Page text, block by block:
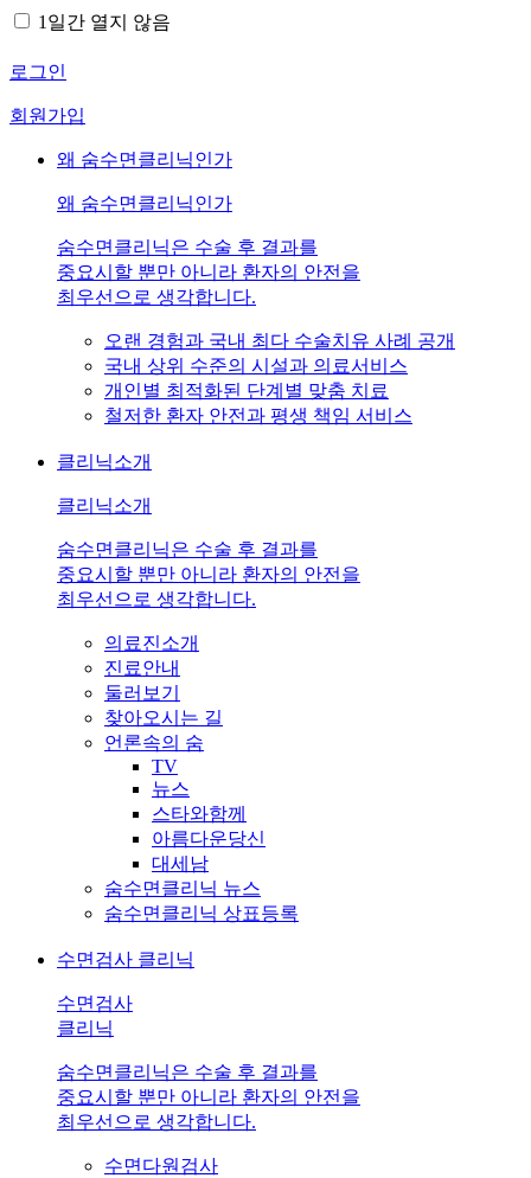
1일간 열지 않음
로그인
회원가입
왜 숨수면클리닉인가
왜 숨수면클리닉인가
숨수면클리닉은 수술 후 결과를
중요시할 뿐만 아니라 환자의 안전을
최우선으로 생각합니다.
오랜 경험과 국내 최다 수술치유 사례 공개
국내 상위 수준의 시설과 의료서비스
개인별 최적화된 단계별 맞춤 치료
철저한 환자 안전과 평생 책임 서비스
클리닉소개
클리닉소개
숨수면클리닉은 수술 후 결과를
중요시할 뿐만 아니라 환자의 안전을
최우선으로 생각합니다.
의료진소개
진료안내
둘러보기
찾아오시는 길
언론속의 숨
TV
뉴스
스타와함께
아름다운당신
대세남
숨수면클리닉 뉴스
숨수면클리닉 상표등록
수면검사 클리닉
수면검사
클리닉
숨수면클리닉은 수술 후 결과를
중요시할 뿐만 아니라 환자의 안전을
최우선으로 생각합니다.
수면다원검사